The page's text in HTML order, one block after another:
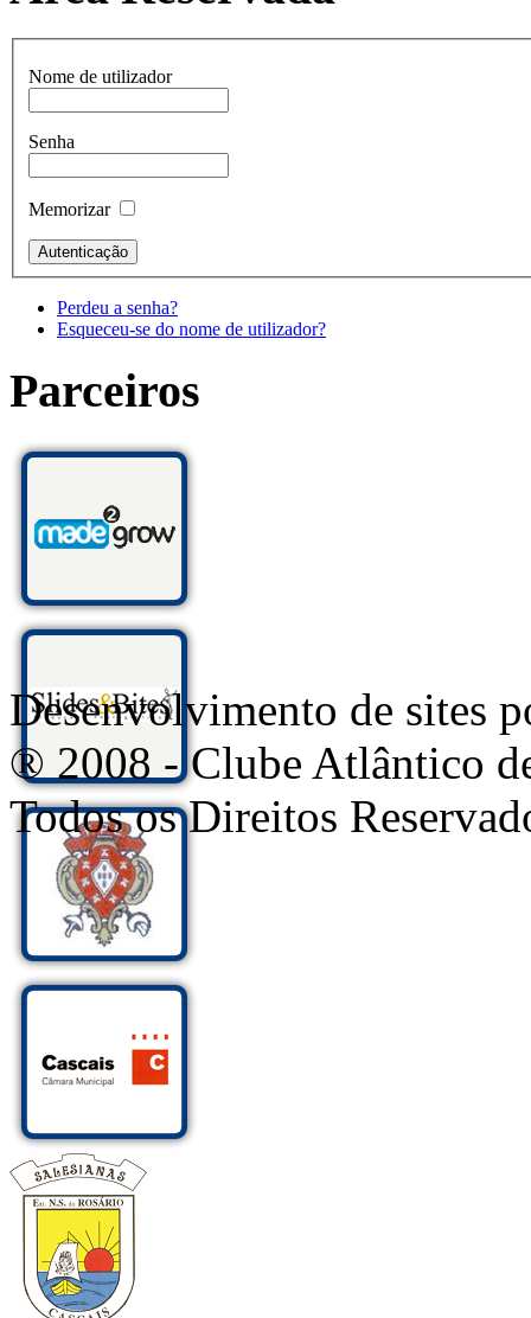
Nome de utilizador
Senha
Memorizar
Perdeu a senha?
Esqueceu-se do nome de utilizador?
Parceiros
Desenvolvimento de sites
® 2008 - Clube Atlântico
Todos os Direitos